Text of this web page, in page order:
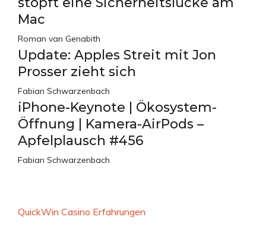
Mac
Roman van Genabith
Update: Apples Streit mit Jon
Prosser zieht sich
Fabian Schwarzenbach
iPhone-Keynote | Ökosystem-
Öffnung | Kamera-AirPods –
Apfelplausch #456
Fabian Schwarzenbach
QuickWin Casino Erfahrungen